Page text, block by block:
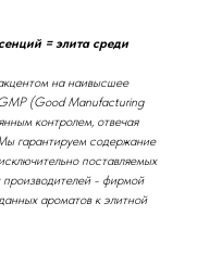
= элита среди
на наивысшее
(Good Manufacturing
контролем, отвечая
гарантируем содержание
поставляемых
- фирмой
ароматов к элитной